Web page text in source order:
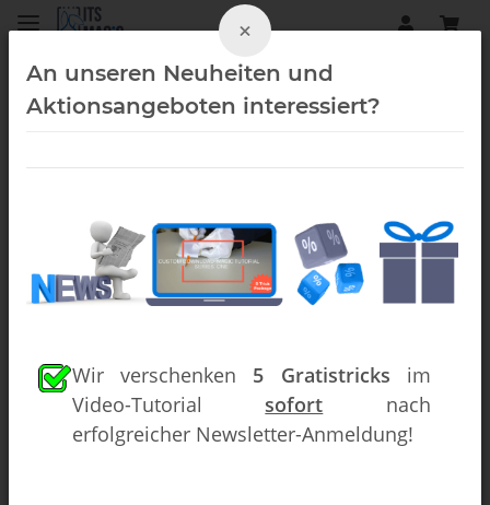
Kartentricks (Downloads)
×
An unseren Neuheiten und
Aktionsangeboten interessiert?
Wir verschenken 5 Gratistricks im
Video-Tutorial sofort nach
erfolgreicher Newsletter-Anmeldung!